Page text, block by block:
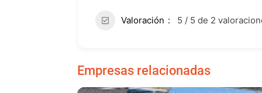
Valoración 5 / 5 de 2
Empresas relacionadas